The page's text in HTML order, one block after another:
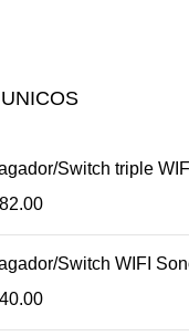
Switch triple WIFI
Switch WIFI